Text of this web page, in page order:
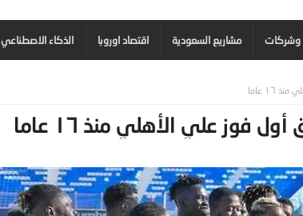
وشركات مشاريع السعودية اقتصاد اوروبا الذكاء الاصطناعي
عاما
فوز علي الأهلي منذ ١٦ عاما